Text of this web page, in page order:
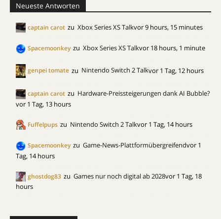
Neueste Antworten
captain carot zu Xbox Series XS Talkvor 9 hours, 15 minutes
Spacemoonkey zu Xbox Series XS Talkvor 18 hours, 1 minute
genpei tomate zu Nintendo Switch 2 Talkvor 1 Tag, 12 hours
captain carot zu Hardware-Preissteigerungen dank AI Bubble?
vor 1 Tag, 13 hours
Fuffelpups zu Nintendo Switch 2 Talkvor 1 Tag, 14 hours
Spacemoonkey zu Game-News-Plattformübergreifendvor 1
Tag, 14 hours
ghostdog83 zu Games nur noch digital ab 2028vor 1 Tag, 18
hours